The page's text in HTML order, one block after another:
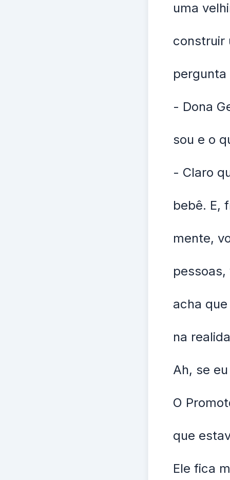
uma
construir
pergunta
- Dona
sou e o
- Claro
bebê. E,
mente,
acha
na
Ah, se
O
que
Ele fica